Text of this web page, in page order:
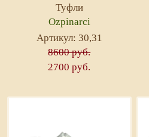
Туфли
Ozpinarci
Артикул: 30,31
8600 руб.
2700 руб.